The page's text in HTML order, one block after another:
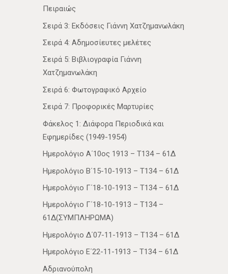
Πειραιώς
Σειρά 3: Εκδόσεις Γιάννη Χατζημανωλάκη
Σειρά 4: Αδημοσίευτες μελέτες
Σειρά 5: Βιβλιογραφία Γιάννη
Χατζημανωλάκη
Σειρά 6: Φωτογραφικό Αρχείο
Σειρά 7: Προφορικές Μαρτυρίες
Φάκελος 1: Διάφορα Περιοδικά και
Εφημερίδες (1949-1954)
Ημερολόγιο Α΄10ος 1913 – Τ134 – 61Δ
Ημερολόγιο Β΄15-10-1913 – Τ134 – 61Δ
Ημερολόγιο Γ΄18-10-1913 – Τ134 – 61Δ
Ημερολόγιο Γ΄18-10-1913 – Τ134 –
61Δ(ΣΥΜΠΛΗΡΩΜΑ)
Ημερολόγιο Δ΄07-11-1913 – Τ134 – 61Δ
Ημερολόγιο Ε΄22-11-1913 – Τ134 – 61Δ
Αδριανούπολη